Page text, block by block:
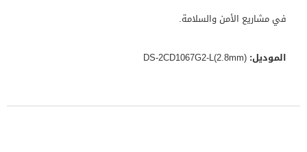
في مشاريع الأمن والسلامة.
الموديل: